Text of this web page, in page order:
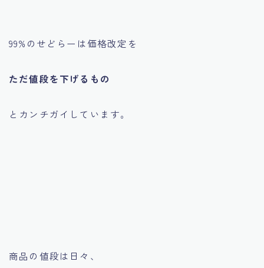
99%のせどらーは価格改定を
ただ値段を下げるもの
とカンチガイしています。
商品の値段は日々、